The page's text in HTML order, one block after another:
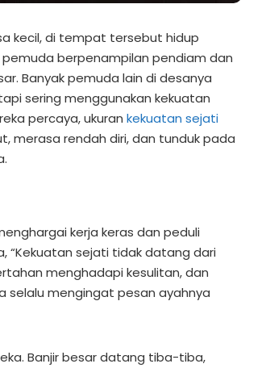
kecil, di tempat tersebut hidup
berpenampilan pendiam dan
Banyak pemuda lain di desanya
sering menggunakan kekuatan
percaya, ukuran kekuatan sejati
merasa rendah diri, dan tunduk pada
kerja keras dan peduli
“Kekuatan sejati tidak datang dari
menghadapi kesulitan, dan
selalu mengingat pesan ayahnya
Banjir besar datang tiba-tiba,